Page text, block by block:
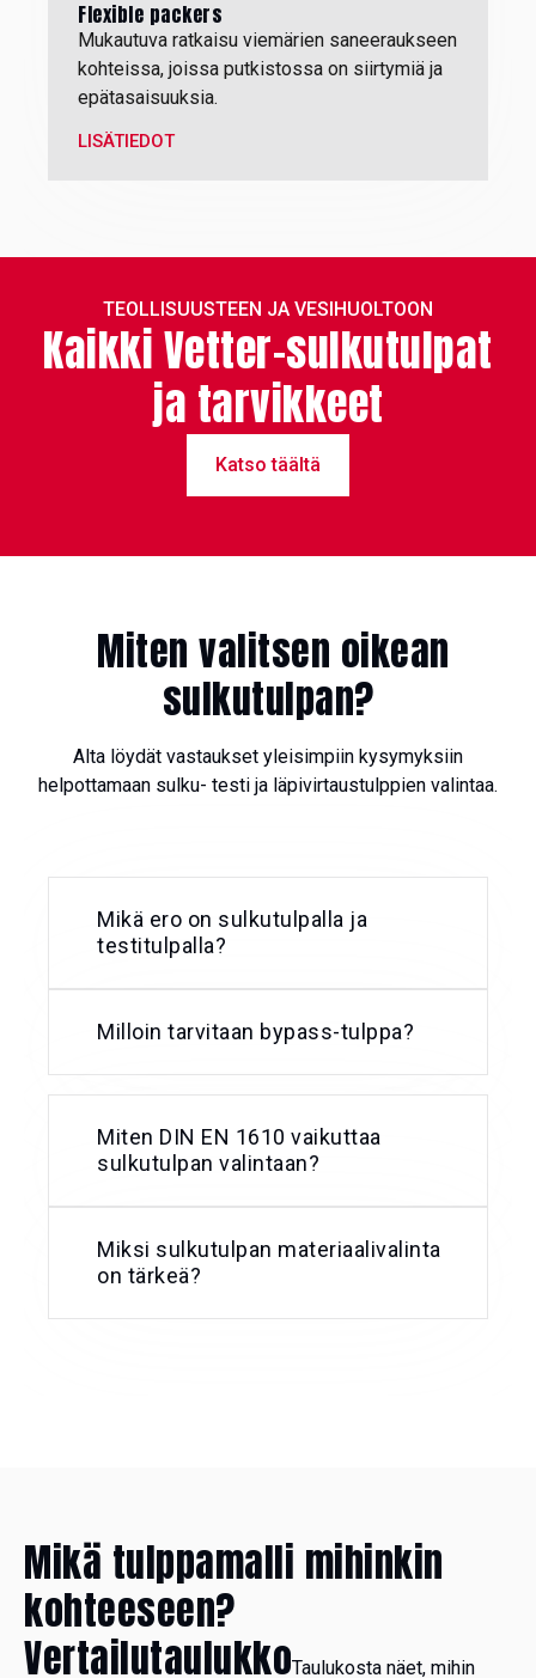
Flexible packers
Mukautuva ratkaisu viemärien saneeraukseen
kohteissa, joissa putkistossa on siirtymiä ja
epätasaisuuksia.
LISÄTIEDOT
TEOLLISUUSTEEN JA VESIHUOLTOON
Kaikki Vetter-sulkutulpat
ja tarvikkeet
Katso täältä
Miten valitsen oikean
sulkutulpan?
Alta löydät vastaukset yleisimpiin kysymyksiin
helpottamaan sulku- testi ja läpivirtaustulppien valintaa.
Mikä ero on sulkutulpalla ja
testitulpalla?
Milloin tarvitaan bypass-tulppa?
Miten DIN EN 1610 vaikuttaa
sulkutulpan valintaan?
Miksi sulkutulpan materiaalivalinta
on tärkeä?
Mikä tulppamalli mihinkin
kohteeseen?
VertailutaulukkoTaulukosta näet, mihin